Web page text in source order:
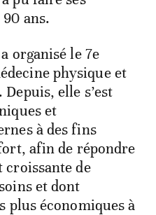
ans.
organisé le 7e
physique et
elle s’est
et
à des fins
afin de répondre
croissante de
et dont
plus économiques à